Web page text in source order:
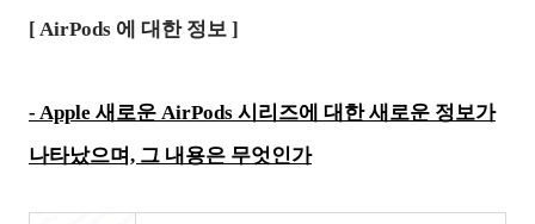
[ AirPods 에 대한 정보 ]
- Apple 새로운 AirPods 시리즈에 대한 새로운 정보가
나타났으며, 그 내용은 무엇인가